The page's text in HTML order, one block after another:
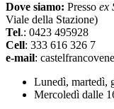
Dove siamo: Presso ex
Viale della Stazione)
Tel.: 0423 495928
Cell: 333 616 326 7
e-mail:
Lunedì, martedì,
Mercoledì dalle